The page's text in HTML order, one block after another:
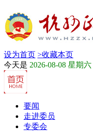
设为首页 >收藏本页
今天是 2026-08-08 星期六
要闻
走进委员
专委会